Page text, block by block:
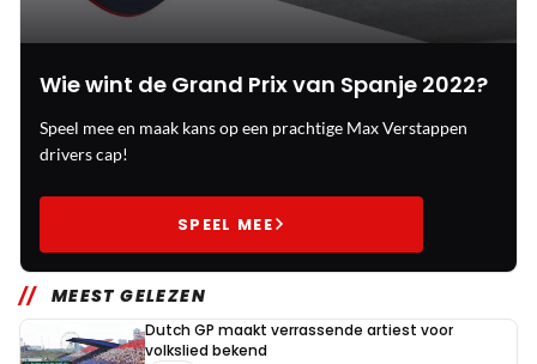
Wie wint de Grand Prix van Spanje 2022?
Speel mee en maak kans op een prachtige Max Verstappen
drivers cap!
SPEEL MEE
MEEST GELEZEN
Dutch GP maakt verrassende artiest voor
volkslied bekend